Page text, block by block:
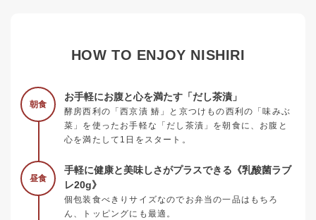
HOW TO ENJOY NISHIRI
朝食
お手軽にお腹と心を満たす「だし茶漬」
酵房西利の「西京漬 鰆」と京つけもの西利の「味みぶ
菜」を使ったお手軽な「だし茶漬」を朝食に、お腹と
心を満たして1日をスタート。
昼食
手軽に健康と美味しさがプラスできる《乳酸菌ラブ
レ20g》
個包装食べきりサイズなのでお弁当の一品はもちろ
ん、トッピングにも最適。